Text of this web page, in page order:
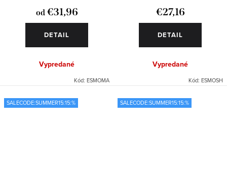
od €31,96
DETAIL
Vypredané
Kód: ESMOMA
€27,16
DETAIL
Vypredané
Kód: ESMOSH
SALECODE:SUMMER15:15:% SALECODE:SUMMER15:15:%